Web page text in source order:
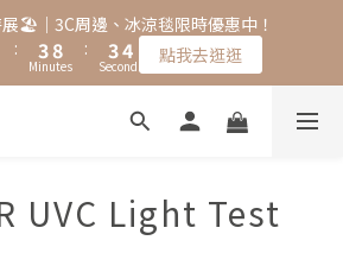
🏖️｜3C周邊、冰涼毯限時優惠中！
:
4
3
2
9
8
7
2
1
Minutes
:
4
3
2
4
3
2
0
Seconds 點我去逛逛
UVC Light Test